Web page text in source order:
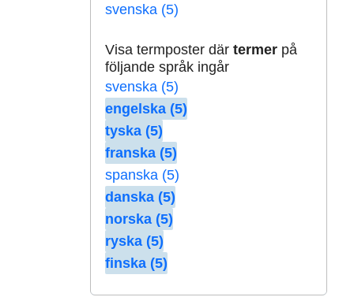
svenska (5)
Visa termposter där termerpå
följande språk ingår
svenska (5)
engelska (5)
tyska (5)
franska (5)
spanska (5)
danska (5)
norska (5)
ryska (5)
finska (5)